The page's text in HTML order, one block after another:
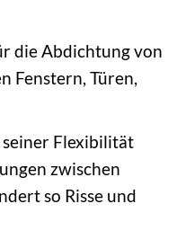
die Abdichtung von
Fenstern, Türen,
seiner Flexibilität
zwischen
so Risse und